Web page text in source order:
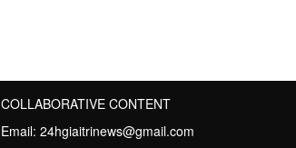
COLLABORATIVE CONTENT
Email: 24hgiaitrinews@gmail.com